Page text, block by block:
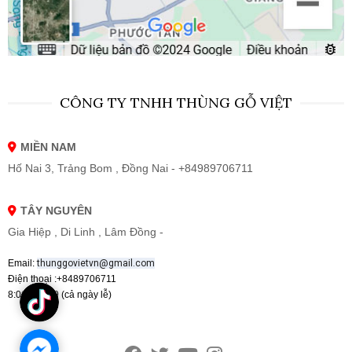
CÔNG TY TNHH THÙNG GỖ VIỆT
MIỀN NAM
Hố Nai 3, Trảng Bom , Đồng Nai - +84989706711
TÂY NGUYÊN
Gia Hiệp , Di Linh , Lâm Đồng -
Email:thunggovietvn@gmail.com
Điện thoại :+8489706711
8:00 - 19:00 (cả ngày lễ)